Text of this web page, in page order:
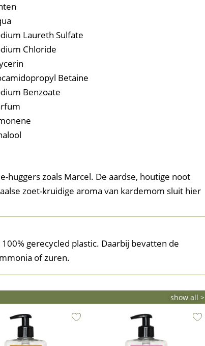
Laureth Sulfate
Chloride
Betaine
Benzoate
zoals Marcel. De aardse, houtige noot
zoet-kruidige aroma van kardemom sluit hier
gerecycled plastic. Daarbij bevatten de
of zuren.
show all >